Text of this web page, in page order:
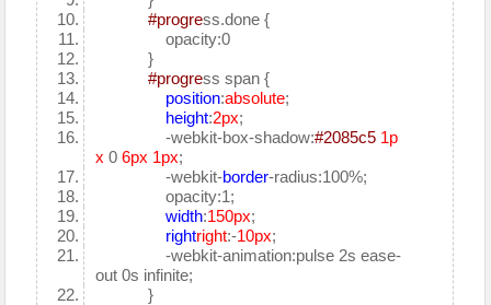
#progress.done {
opacity:0
}
#progress span {
position:absolute;
height:2px;
-webkit-box-shadow:#2085c5 1p
x 06px 1px;
-webkit-border-radius:100%;
opacity:1;
width:150px;
rightright:-10px;
-webkit-animation:pulse 2s ease-
out 0s infinite;
}